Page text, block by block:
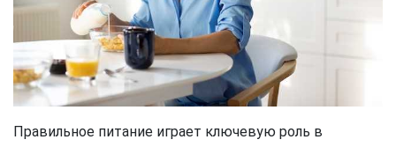
Правильное питание играет ключевую роль в